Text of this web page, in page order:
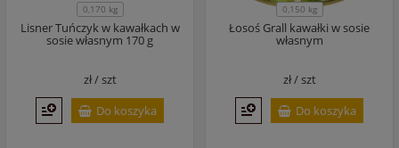
0,170 kg
Lisner Tuńczyk w kawałkach w
sosie własnym 170 g
zł /szt
Do koszyka
0,150 kg
Łosoś Grall kawałki w sosie
własnym
zł /szt
Do koszyka